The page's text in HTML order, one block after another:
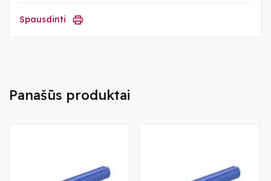
Spausdinti
Panašūs produktai